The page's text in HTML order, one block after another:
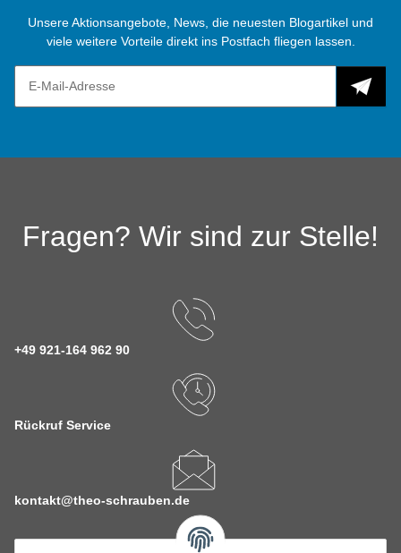
Unsere Aktionsangebote, News, die neuesten Blogartikel und
viele weitere Vorteile direkt ins Postfach fliegen lassen.
Fragen? Wir sind zur Stelle!
+49 921-164 962 90
Rückruf Service
kontakt@theo-schrauben.de